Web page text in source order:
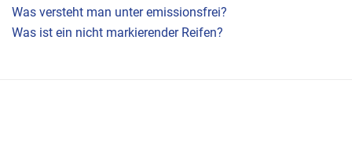
Was versteht man unter emissionsfrei?
Was ist ein nicht markierender Reifen?